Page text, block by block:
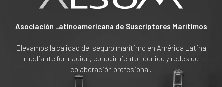
Asociación Latinoamericana de Suscriptores Marítimos
Elevamos la calidad del seguro marítimo en América Latina
mediante formación, conocimiento técnico y redes de
colaboración profesional.